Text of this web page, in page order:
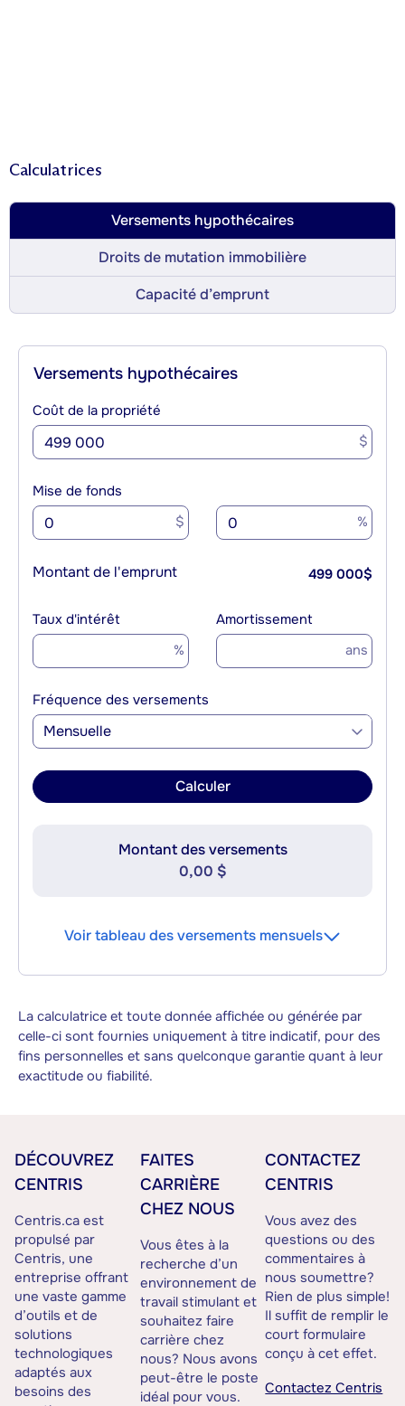
Calculatrices
Versements hypothécaires
Droits de mutation immobilière
Capacité d’emprunt
Versements hypothécaires
Coût de la propriété
$
Mise de fonds
$ %
Montant de l'emprunt 499 000$
Taux d'intérêt
%
Amortissement
ans
Fréquence des versements
Mensuelle
Calculer
Montant des versements
0,00 $
Voir tableau des versements mensuels
La calculatrice et toute donnée affichée ou générée par
celle-ci sont fournies uniquement à titre indicatif, pour des
fins personnelles et sans quelconque garantie quant à leur
exactitude ou fiabilité.
DÉCOUVREZ
CENTRIS
Centris.ca est
propulsé par
Centris, une
entreprise offrant
une vaste gamme
d’outils et de
solutions
technologiques
adaptés aux
besoins des
FAITES
CARRIÈRE
CHEZ NOUS
Vous êtes à la
recherche d’un
environnement de
travail stimulant et
souhaitez faire
carrière chez
nous? Nous avons
peut-être le poste
idéal pour vous.
CONTACTEZ
CENTRIS
Vous avez des
questions ou des
commentaires à
nous soumettre?
Rien de plus simple!
Il suffit de remplir le
court formulaire
conçu à cet effet.
Contactez Centris